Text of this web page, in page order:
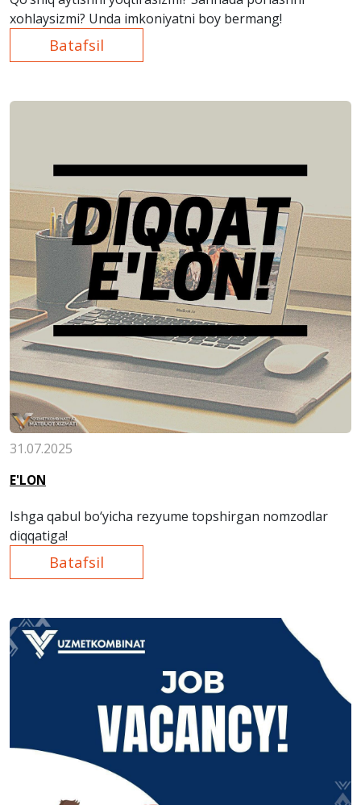
xohlaysizmi? Unda imkoniyatni boy bermang!
Batafsil
31.07.2025
E'LON
Ishga qabul bo‘yicha rezyume topshirgan nomzodlar
diqqatiga!
Batafsil